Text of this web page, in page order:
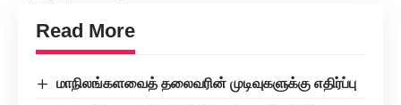
Read More
மாநிலங்களவைத் தலைவரின் முடிவுகளுக்கு எதிர்ப்பு